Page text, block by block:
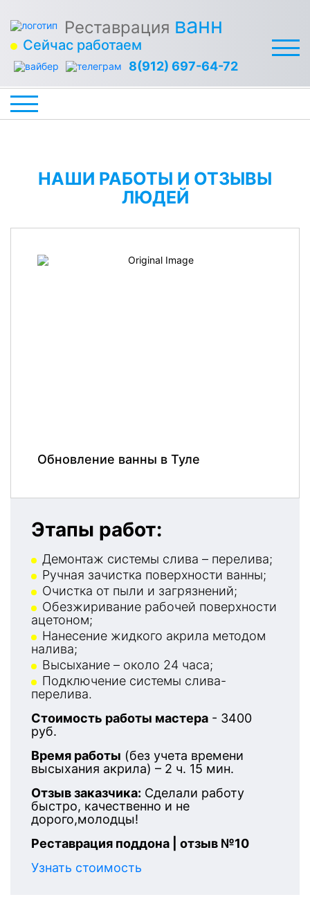
Реставрация ванн
Сейчас работаем
8(912) 697-64-72
НАШИ РАБОТЫ И ОТЗЫВЫ
ЛЮДЕЙ
Обновление ванны в Туле
Этапы работ:
Демонтаж системы слива – перелива;
Ручная зачистка поверхности ванны;
Очистка от пыли и загрязнений;
Обезжиривание рабочей поверхности
ацетоном;
Нанесение жидкого акрила методом
налива;
Высыхание – около 24 часа;
Подключение системы слива-
перелива.
Стоимость работы мастера - 3400
руб.
Время работы (без учета времени
высыхания акрила) – 2 ч. 15 мин.
Отзыв заказчика: Сделали работу
быстро, качественно и не
дорого,молодцы!
Реставрация поддона | отзыв №10
Узнать стоимость